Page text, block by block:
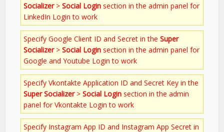
Socializer>Social Login section in the admin panel for
LinkedIn Login to work
Specify Google Client ID and Secret in theSuper
Socializer>Social Login section in the admin panel for
Google and Youtube Login to work
Specify Vkontakte Application ID and Secret Key in the
Super Socializer>Social Login section in the admin
panel for Vkontakte Login to work
Specify Instagram App ID and Instagram App Secret in